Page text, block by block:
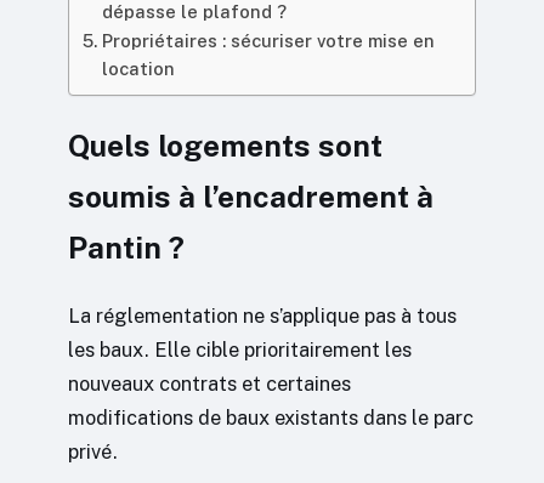
dépasse le plafond ?
Propriétaires : sécuriser votre mise en
location
Quels logements sont
soumis à l’encadrement à
Pantin ?
La réglementation ne s’applique pas à tous
les baux. Elle cible prioritairement les
nouveaux contrats et certaines
modifications de baux existants dans le parc
privé.